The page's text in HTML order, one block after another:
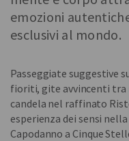
emozioni
esclusivi al mondo.
Passeggiate suggestive
fioriti, gite avvincenti tra
candela nel raffinato
esperienza dei sensi
Capodanno a Cinque